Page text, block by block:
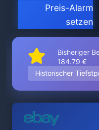
Preis-Alarm
setzen
Bisheriger
184.79 €
Historischer